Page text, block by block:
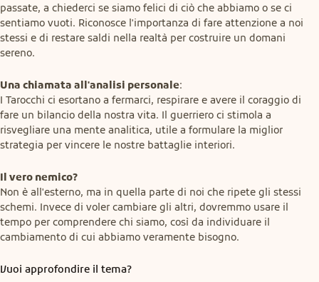
passate, a chiederci se siamo felici di ciò che abbiamo o se ci
sentiamo vuoti. Riconosce l'importanza di fare attenzione a noi
stessi e di restare saldi nella realtà per costruire un domani
sereno.
Una chiamata all'analisi personale:
I Tarocchi ci esortano a fermarci, respirare e avere il coraggio di
fare un bilancio della nostra vita. Il guerriero ci stimola a
risvegliare una mente analitica, utile a formulare la miglior
strategia per vincere le nostre battaglie interiori.
Il vero nemico?
Non è all'esterno, ma in quella parte di noi che ripete gli stessi
schemi. Invece di voler cambiare gli altri, dovremmo usare il
tempo per comprendere chi siamo, così da individuare il
cambiamento di cui abbiamo veramente bisogno.
Vuoi approfondire il tema?